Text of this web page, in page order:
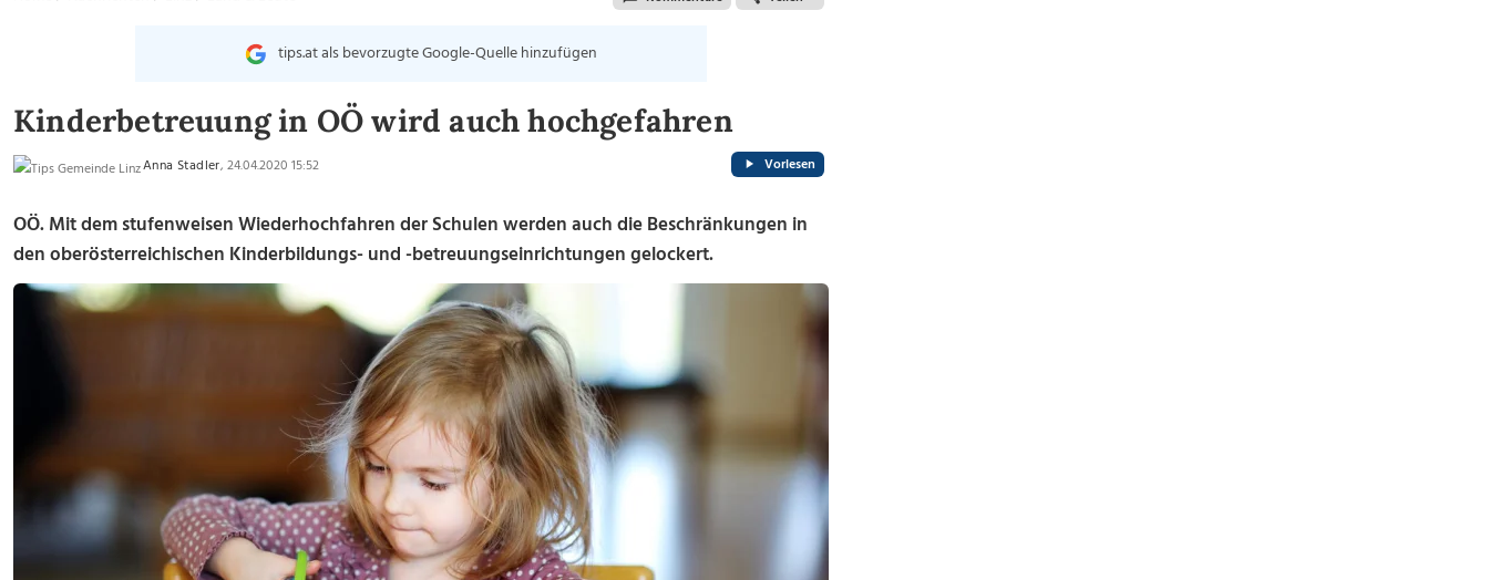
tips.at als bevorzugte Google-Quelle hinzufügen
Kinderbetreuung in OÖ wird auch hochgefahren
Anna Stadler, 24.04.2020 15:52 Vorlesen
OÖ. Mit dem stufenweisen Wiederhochfahren der Schulen werden auch die Beschränkungen in
den oberösterreichischen Kinderbildungs- und -betreuungseinrichtungen gelockert.